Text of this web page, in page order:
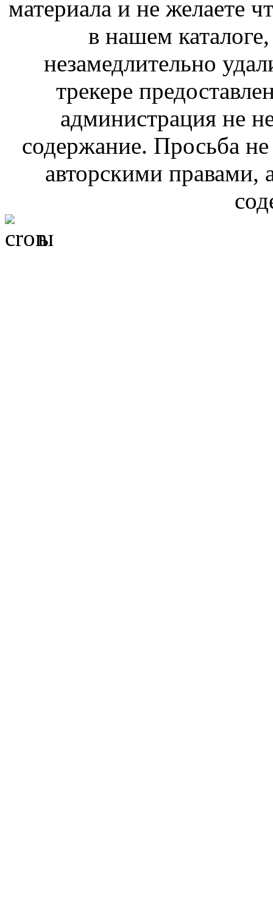
материала и не желаете
в нашем
незамедлительно
трекере
администрация не
содержание. Просьба
авторскими правами,
ы